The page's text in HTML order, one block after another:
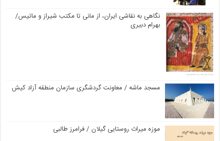
نگاهی به نقاشی ایران، از مانی تا مکتب شیراز و ماتیس/
بهرام دبیری
مسجد ماشه / معاونت گردشگری سازمان منطقه آزاد کیش
موزه میراث روستایی گیلان / فرامرز طالبی